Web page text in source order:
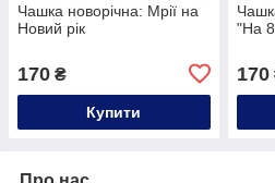
Чашка новорічна: Мрії на
Новий рік
170 ₴
Купити
"На
170